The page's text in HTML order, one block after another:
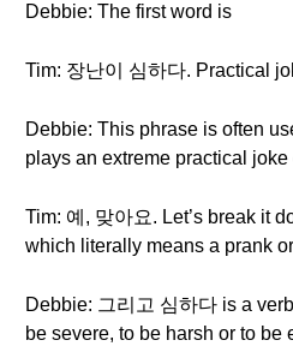
Debbie: The first word is
Tim: 장난이 심하다. Practical
Debbie: This phrase is often
plays an extreme practical joke
Tim: 예, 맞아요. Let’s break it
which literally means a prank
Debbie: 그리고 심하다 is a
be severe, to be harsh or to be